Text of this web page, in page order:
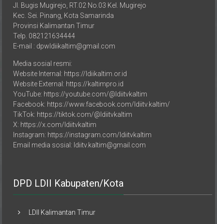
Kec. Sei. Pinang, Kota Samarinda
Provinsi Kalimantan Timur
Telp. 082121634444
E-mail : dpwldiikaltim@gmail.com
Website Internal: https://ldiikaltim.or.id
Website External: https://kaltimpro.id
YouTube: https://youtube.com/@ldiitvkaltim
Facebook: https://www.facebook.com/ldiitv.kaltim/
TikTok: https://tiktok.com/@ldiitvkaltim
X: https://x.com/ldiitvkaltim
Instagram: https://instagram.com/ldiitvkaltim
Email media sosial: ldiitv.kaltim@gmail.com